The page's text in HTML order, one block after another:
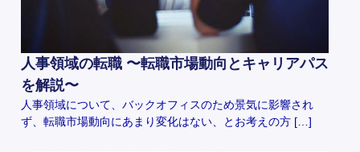
人事領域の転職 〜転職市場動向とキャリアパス
を解説〜
人事領域について、バックオフィスのため景気に影響され
ず、転職市場動向にあまり変化はない、とお考えの方 […]